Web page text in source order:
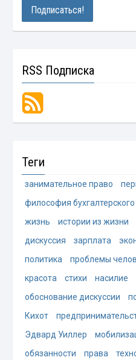
RSS Подписка
Теги
занимательное право
философия бухгалтерского
жизнь
истории из жизни
дискуссия
зарплата
политика
проблемы
красота
стихи насилие
обоснование дискуссии
Кихот
Эдвард Уиллер
обязанности
права